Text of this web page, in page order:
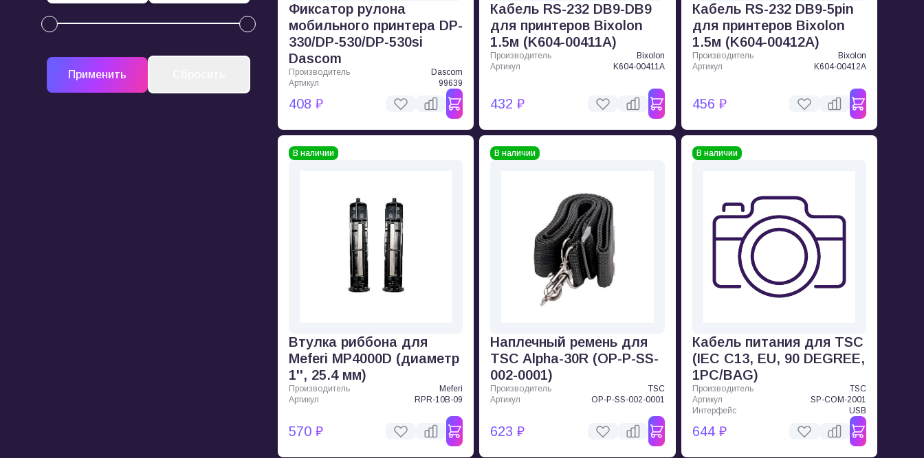
Фиксатор рулона
мобильного принтера DP-
330/DP-530/DP-530si
Dascom
Производитель
Dascom
Артикул
99639
408 ₽
Кабель RS-232 DB9-DB9
для принтеров Bixolon
1.5м (K604-00411A)
Производитель
Bixolon
Артикул
K604-00411A
432 ₽
Кабель RS-232 DB9-5pin
для принтеров Bixolon
1.5м (K604-00412A)
Производитель
Bixolon
Артикул
K604-00412A
456 ₽
В наличии
Втулка риббона для
Meferi MP4000D (диаметр
1'', 25.4 мм)
Производитель
Meferi
Артикул
RPR-10B-09
570 ₽
В наличии
Наплечный ремень для
TSC Alpha-30R (OP-P-SS-
002-0001)
Производитель
TSC
Артикул
OP-P-SS-002-0001
623 ₽
В наличии
Кабель питания для TSC
(IEC C13, EU, 90 DEGREE,
1PC/BAG)
Производитель
TSC
Артикул
SP-COM-2001
Интерфейс
USB
644 ₽